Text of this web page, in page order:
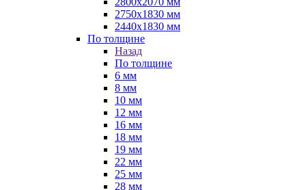
2750х1830 мм
2440х1830 мм
По толщине
Назад
По толщине
6 мм
8 мм
10 мм
12 мм
16 мм
18 мм
19 мм
22 мм
25 мм
28 мм